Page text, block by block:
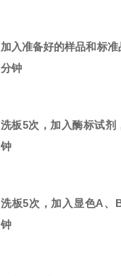
加入准备好的样品和标
分钟
洗板5次，加入酶标试
钟
洗板5次，加入显色A、
钟